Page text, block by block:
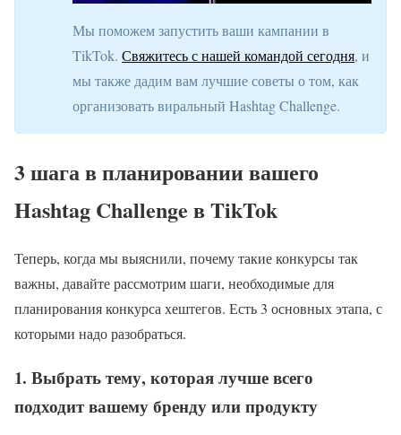
Мы поможем запустить ваши кампании в
TikTok. Свяжитесь с нашей командой сегодня, и
мы также дадим вам лучшие советы о том, как
организовать виральный Hashtag Challenge.
3 шага в планировании вашего
Hashtag Challenge в TikTok
Теперь, когда мы выяснили, почему такие конкурсы так
важны, давайте рассмотрим шаги, необходимые для
планирования конкурса хештегов. Есть 3 основных этапа, с
которыми надо разобраться.
1. Выбрать тему, которая лучше всего
подходит вашему бренду или продукту